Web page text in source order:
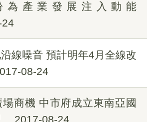
為產業發展注入動能
線噪音 預計明年4月全線改
08-24
商機 中市府成立東南亞國
2017-08-24